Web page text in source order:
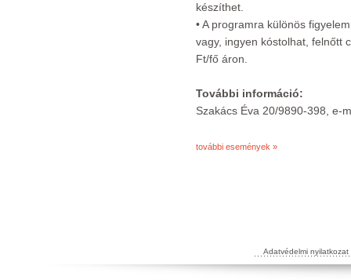
készíthet.
• A programra különös
vagy, ingyen kóstolhat, felnőtt
Ft/fő áron.
További információ:
Szakács Éva 20/9890-398, e-
további események »
Adatvédelmi nyilatkozat